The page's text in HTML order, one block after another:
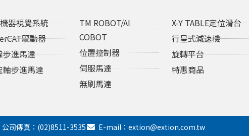
器視覺系統
驅動器
步進馬達
軸步進馬達
TM ROBOT/AI
COBOT
位置控制器
伺服馬達
無刷馬達
X-Y TABLE定位滑台
行星式減速機
旋轉平台
特惠商品
公司傳真：(02)8511-3535 E-mail：extion@extion.com.tw